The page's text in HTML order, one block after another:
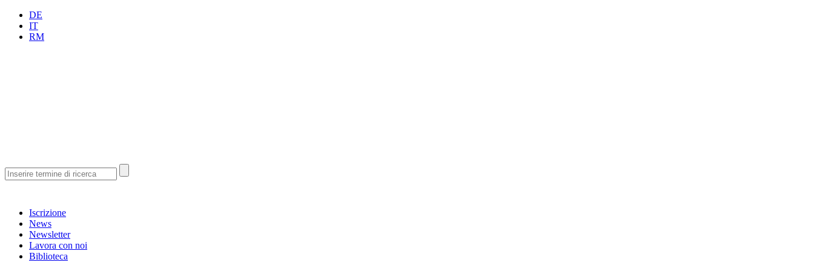
DE
IT
RM
Iscrizione
News
Newsletter
Lavora con noi
Biblioteca